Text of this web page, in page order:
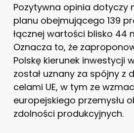
Pozytywna opinia dotyczy
planu obejmującego 139
łącznej wartości blisko 44
Oznacza to, że
Polskę kierunek inwestycji
został uznany za spójny z
celami UE, w tym ze
europejskiego przemysłu
zdolności produkcyjnych.